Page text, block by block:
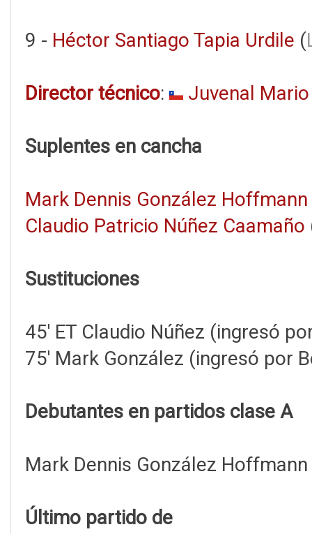
9 - Héctor Santiago Tapia Urdile (
Director técnico: Juvenal
Suplentes en cancha
Mark Dennis González Hoffmann
Claudio Patricio Núñez Caamaño
Sustituciones
45' ET Claudio Núñez (ingresó
75' Mark González (ingresó por
Debutantes en partidos clase A
Mark Dennis González Hoffmann
Último partido de